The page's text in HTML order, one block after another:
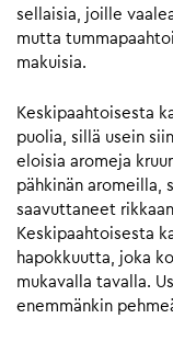
sellaisia, joille
mutta
makuisia.
Keskipaahtoisesta
puolia, sillä usein
eloisia aromeja
pähkinän aromeilla,
saavuttaneet
Keskipaahtoisesta
hapokkuutta, joka
mukavalla tavalla.
enemmänkin